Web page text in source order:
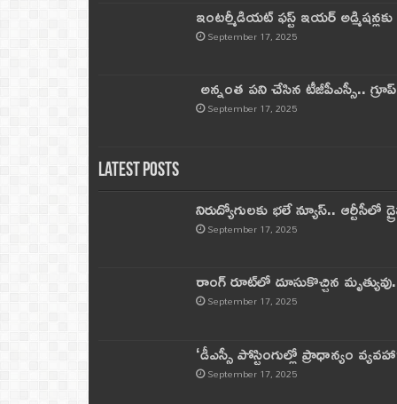
ఇంటర్మీడియట్ ఫస్ట్‌ ఇయర్‌
September 17, 2025
అన్నంత పని చేసిన టీజీపీఎస్సీ..
September 17, 2025
Latest Posts
నిరుద్యోగులకు భలే న్యూస్.. ఆర్టీసీలో
September 17, 2025
రాంగ్ రూట్‌లో దూసుకొచ్చిన
September 17, 2025
‘డీఎస్సీ పోస్టింగుల్లో ప్రాధాన్యం
September 17, 2025